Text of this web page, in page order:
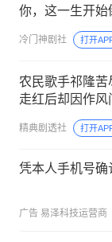
你，这一生开始
冷门神剧社 打开
农民歌手祁隆苦
走红后却因作风
精典剧透社 打开
凭本人手机号确
广告 易泽科技运营商